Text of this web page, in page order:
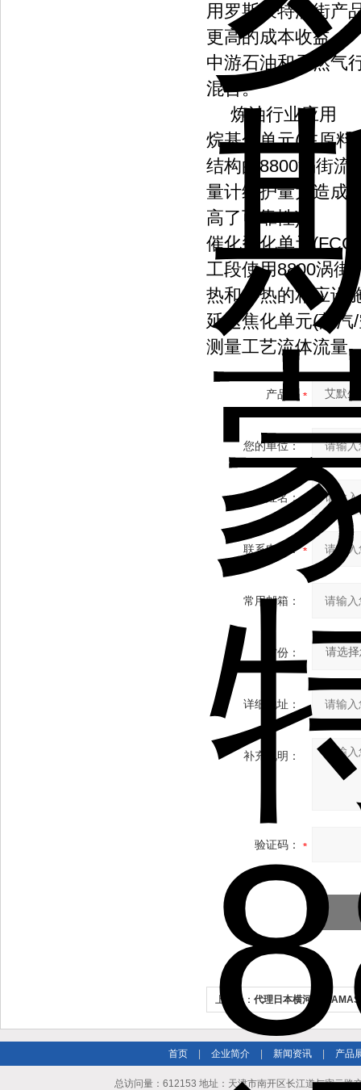
用罗斯蒙特涡街产
更高的成本收益。
中游石油和天然气
混合。
炼油行业应用
烷基化单元(在原料
结构的8800涡街流
量计维护量大造成
高了可靠性)。
催化裂化单元
工段使用8800涡街
热和伴热的相应设
延迟焦化单元(蒸
测量工艺流体流量
产品：
您的单位：
您的姓名：
联系电话：
常用邮箱：
省份：
详细地址：
补充说明：
验证码：
上一个： 代理日本横河
首页 企业简介 新闻资讯 产品
总访问量：612153 地址：天津市南开区长江道与密云